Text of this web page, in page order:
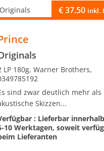
€37.50 inkl.
LP 180g, Warner Brothers,
sind zwar deutlich mehr als
Skizzen...
: Lieferbar
10 Werktagen, soweit
Lieferanten